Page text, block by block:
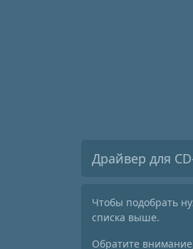
Драйвер для
Чтобы подобрать
списка выше.
Обратите